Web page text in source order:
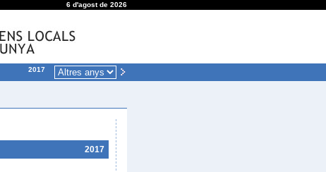
6 d'agost de 2026
2017
2017